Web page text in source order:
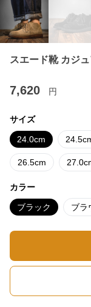
スエード靴 カジ
7,620 円
サイズ
24.0cm
26.5cm
カラー
ブラック ブラ